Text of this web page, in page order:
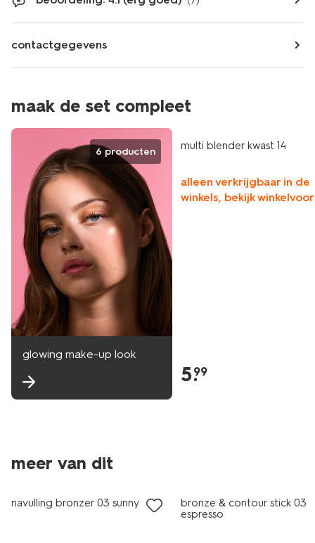
contactgegevens
maak de set compleet
6 producten
glowing make-up look
vegan
multi blender kwast 14
alleen verkrijgbaar in de
winkels, bekijk
5.
99
meer van dit
vegan
navulling bronzer 03 sunny glow
bronze & contour stick 03
espresso